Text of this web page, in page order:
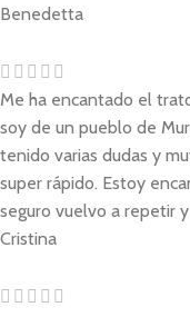
Benedetta
Me ha encantado el
soy de un pueblo de
tenido varias dudas y
super rápido. Estoy
seguro vuelvo a repetir
Cristina